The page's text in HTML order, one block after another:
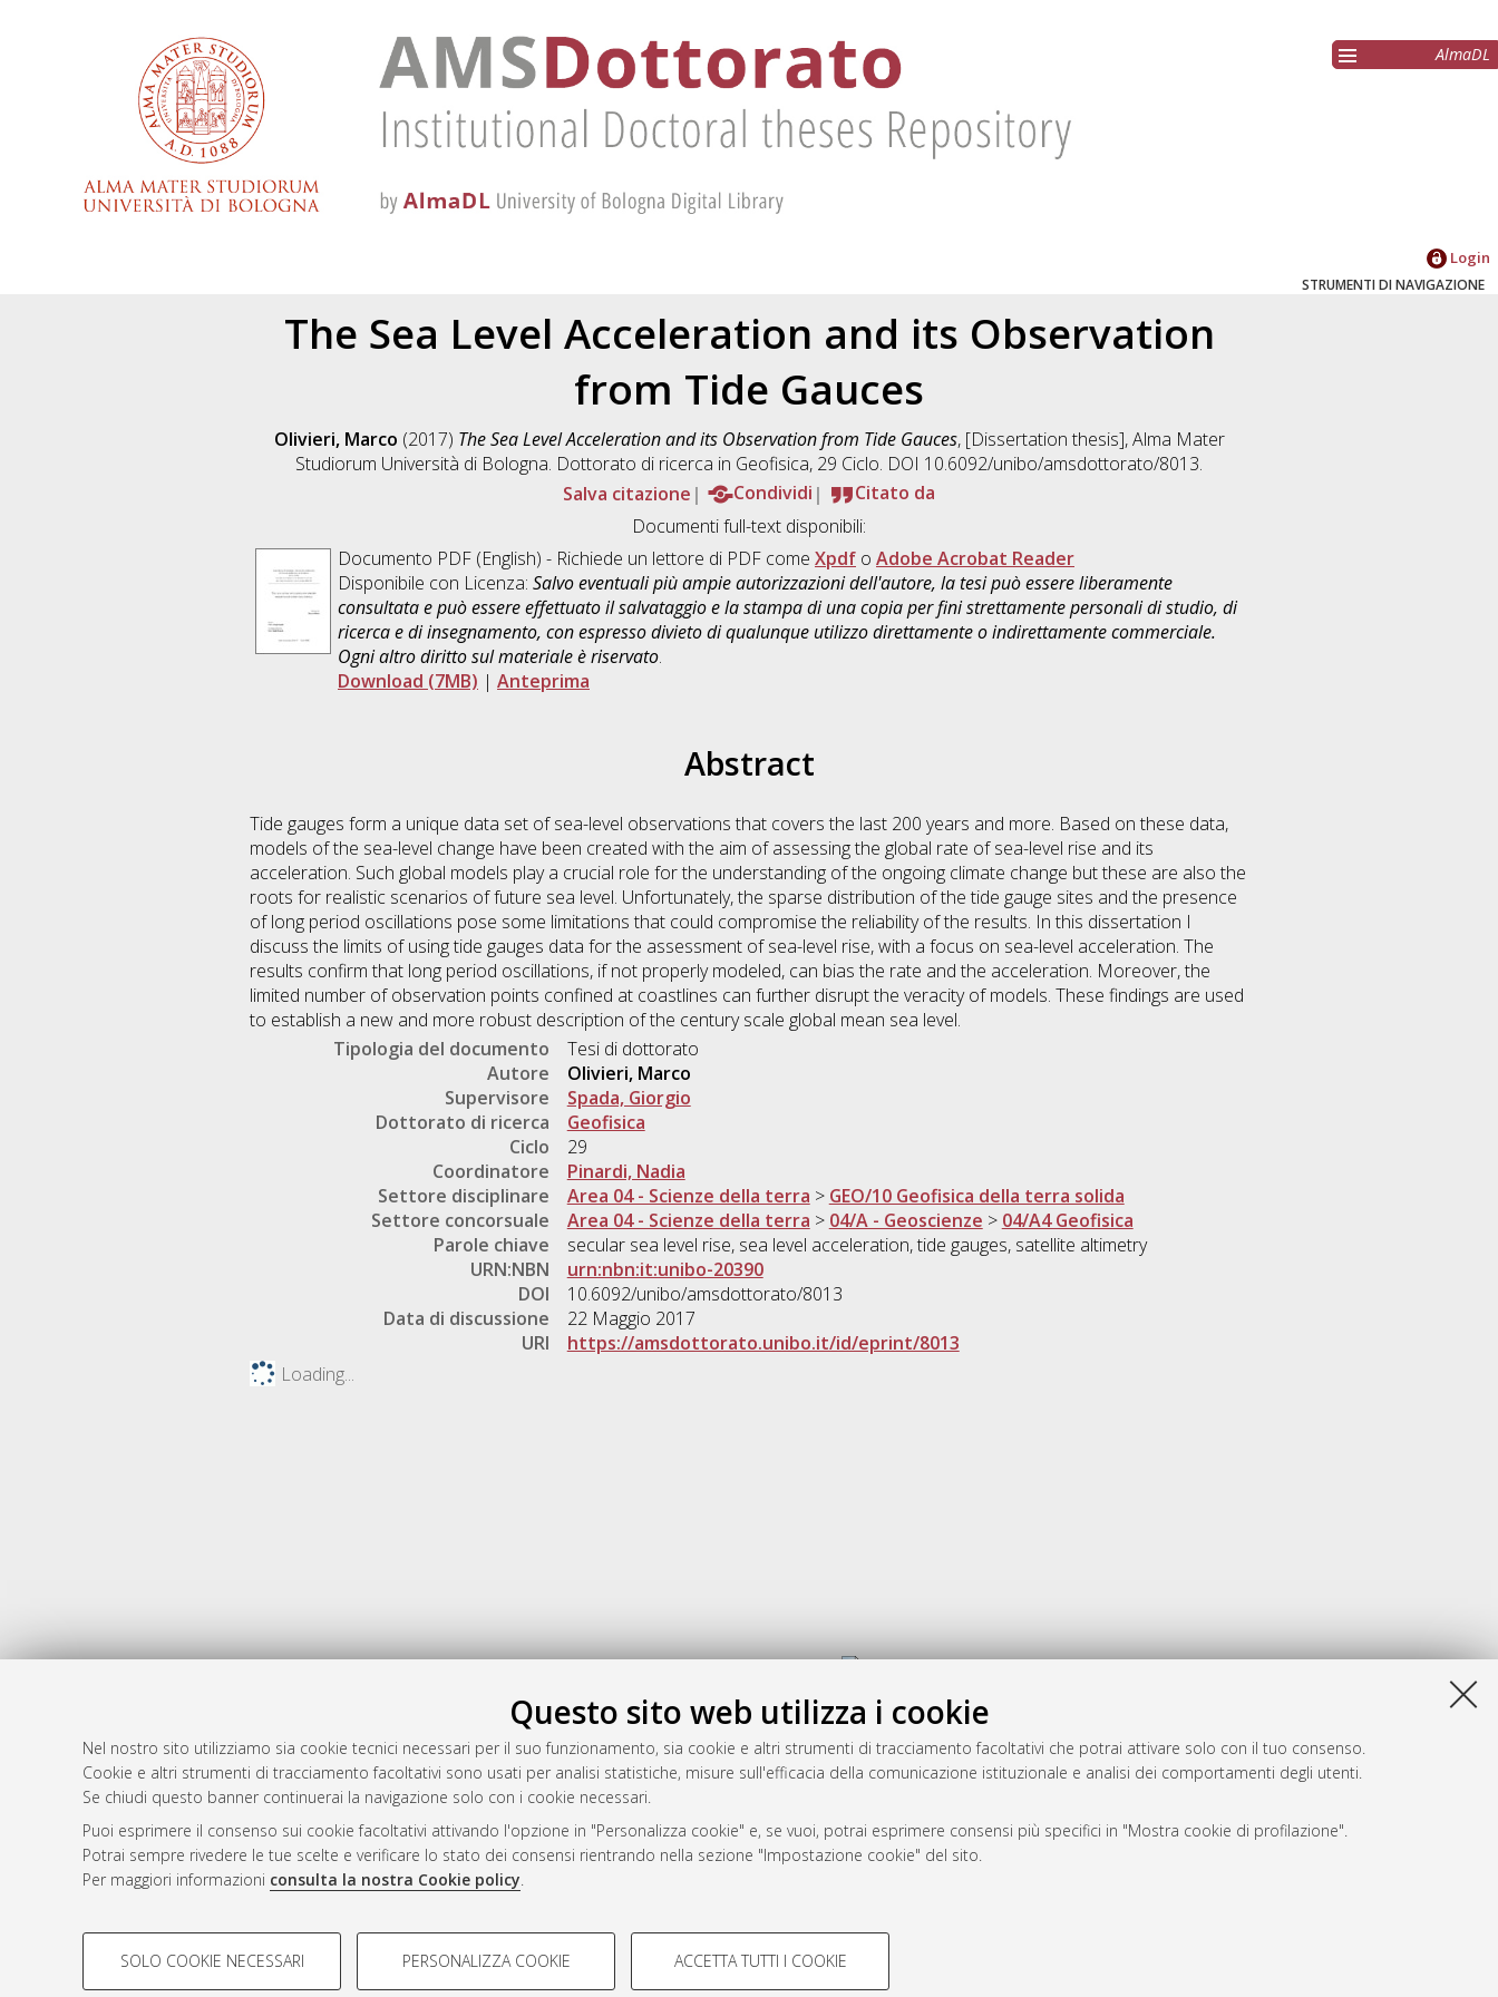
Questo sito web utilizza i cookie
Nel nostro sito utilizziamo sia cookie tecnici necessari per il suo funzionamento, sia cookie e altri strumenti di tracciamento facoltativi che potrai attivare solo con il tuo consenso.
Cookie e altri strumenti di tracciamento facoltativi sono usati per analisi statistiche, misure sull'efficacia della comunicazione istituzionale e analisi dei comportamenti degli utenti.
Se chiudi questo banner continuerai la navigazione solo con i cookie necessari.
Puoi esprimere il consenso sui cookie facoltativi attivando l'opzione in "Personalizza cookie" e, se vuoi, potrai esprimere consensi più specifici in "Mostra cookie di profilazione".
Potrai sempre rivedere le tue scelte e verificare lo stato dei consensi rientrando nella sezione "Impostazione cookie" del sito.
Per maggiori informazioni consulta la nostra Cookie policy.
COOKIE DI PROFILAZIONE - FACOLTATIVI COOKIE TECNICI - NECESSARI
SOLO COOKIE NECESSARI PERSONALIZZA COOKIE ACCETTA TUTTI I COOKIE
AlmaDL
Login
STRUMENTI DI NAVIGAZIONE
The Sea Level Acceleration and its Observation
from Tide Gauces
Olivieri, Marco (2017) The Sea Level Acceleration and its Observation from Tide Gauces, [Dissertation thesis], Alma Mater
Studiorum Università di Bologna. Dottorato di ricerca in Geofisica, 29 Ciclo. DOI 10.6092/unibo/amsdottorato/8013.
Salva citazione
Condividi
Citato da
Documenti full-text disponibili:
Documento PDF (English) - Richiede un lettore di PDF come Xpdf o Adobe Acrobat Reader
Disponibile con Licenza: Salvo eventuali più ampie autorizzazioni dell'autore, la tesi può essere liberamente
consultata e può essere effettuato il salvataggio e la stampa di una copia per fini strettamente personali di studio, di
ricerca e di insegnamento, con espresso divieto di qualunque utilizzo direttamente o indirettamente commerciale.
Ogni altro diritto sul materiale è riservato.
Download (7MB) | Anteprima
Abstract
Tide gauges form a unique data set of sea-level observations that covers the last 200 years and more. Based on these data,
models of the sea-level change have been created with the aim of assessing the global rate of sea-level rise and its
acceleration. Such global models play a crucial role for the understanding of the ongoing climate change but these are also the
roots for realistic scenarios of future sea level. Unfortunately, the sparse distribution of the tide gauge sites and the presence
of long period oscillations pose some limitations that could compromise the reliability of the results. In this dissertation I
discuss the limits of using tide gauges data for the assessment of sea-level rise, with a focus on sea-level acceleration. The
results confirm that long period oscillations, if not properly modeled, can bias the rate and the acceleration. Moreover, the
limited number of observation points confined at coastlines can further disrupt the veracity of models. These findings are used
to establish a new and more robust description of the century scale global mean sea level.
Tipologia del documento
Tesi di dottorato
Autore
Olivieri, Marco
Supervisore
Spada, Giorgio
Dottorato di ricerca
Geofisica
Ciclo
29
Coordinatore
Pinardi, Nadia
Settore disciplinare
Area 04 - Scienze della terra > GEO/10 Geofisica della terra solida
Settore concorsuale
Area 04 - Scienze della terra > 04/A - Geoscienze > 04/A4 Geofisica
Parole chiave
secular sea level rise, sea level acceleration, tide gauges, satellite altimetry
URN:NBN
urn:nbn:it:unibo-20390
DOI
10.6092/unibo/amsdottorato/8013
Data di discussione
22 Maggio 2017
URI
https://amsdottorato.unibo.it/id/eprint/8013
Loading...
Atom
Rss 1.0
Rss 2.0
AMS Dottorato
ISSN: 2038-7946
Servizio implementato e gestito da
Impostazioni Cookie
Informativa sulla privacy
Condizioni d’uso del sito
© ALMA MATER STUDIORUM - Università di Bologna, 2007-2026.